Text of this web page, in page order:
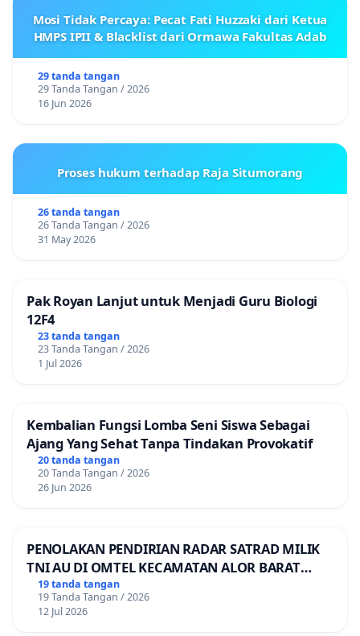
Mosi Tidak Percaya: Pecat Fati Huzzaki dari Ketua
HMPS IPII & Blacklist dari Ormawa Fakultas Adab
29 tanda tangan
29 Tanda Tangan / 2026
16 Jun 2026
Proses hukum terhadap Raja Situmorang
26 tanda tangan
26 Tanda Tangan / 2026
31 May 2026
Pak Royan Lanjut untuk Menjadi Guru Biologi
12F4
23 tanda tangan
23 Tanda Tangan / 2026
1 Jul 2026
Kembalian Fungsi Lomba Seni Siswa Sebagai
Ajang Yang Sehat Tanpa Tindakan Provokatif
20 tanda tangan
20 Tanda Tangan / 2026
26 Jun 2026
PENOLAKAN PENDIRIAN RADAR SATRAD MILIK
TNI AU DI OMTEL KECAMATAN ALOR BARAT
LAUT, KABUPATEN ALOR
19 tanda tangan
19 Tanda Tangan / 2026
12 Jul 2026